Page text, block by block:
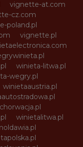
vignette-at.com
cz.com
poland.pl
vignette.pl
winieta-litwa.pl
wegry.pl
winietaaustria.pl
winietalitwa.pl